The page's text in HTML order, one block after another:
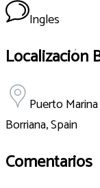
Ingles
Localización
Puerto
Borriana, Spain
Comentarios